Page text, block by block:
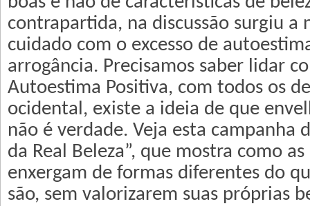
contrapartida, na discussão surgiu a
cuidado com o excesso de
arrogância. Precisamos saber lidar
Autoestima Positiva, com todos os
ocidental, existe a ideia de que
não é verdade. Veja esta campanha
da Real Beleza”, que mostra como as
enxergam de formas diferentes do
são, sem valorizarem suas próprias